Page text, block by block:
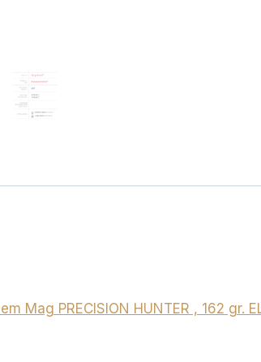
Mag PRECISION HUNTER , 162 gr.